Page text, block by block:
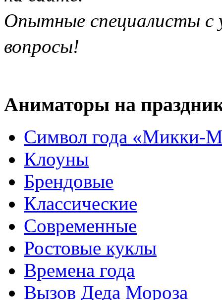
Опытные специалисты с
вопросы!
Аниматоры на
Символ года «Микки-
Клоуны
Брендовые
Классические
Современные
Ростовые куклы
Времена года
Вызов Деда Мороза